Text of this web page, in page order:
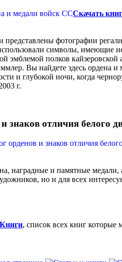
Скачать
представлены фотографии
символы, имеющие
эмблемой полков
Вы найдете здесь ордена
и глубокой ночи, когда
г.
знаков отличия белого
наградные и памятные медали,
но и для всех
, список всех книг которые